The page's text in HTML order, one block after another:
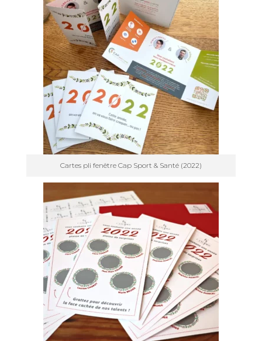
Cartes pli fenêtre Cap Sport & Santé (2022)